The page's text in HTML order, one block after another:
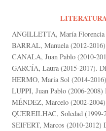
ANGILLETTA, María
BARRAL, Manuela (2012-
CANALA, Juan Pablo (2010-
GARCÍA, Laura (2015-2017).
HERMO, María Sol (2014-
LUPPI, Juan Pablo (2006-
MÉNDEZ, Marcelo (2002-
QUEREILHAC, Soledad
SEIFERT, Marcos (2010-2012)